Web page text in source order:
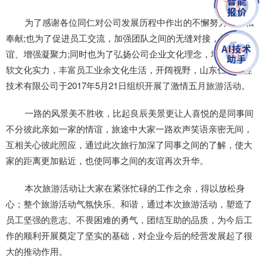
为了感谢各位同仁对公司发展历程中作出的不懈努力和无私
奉献;也为了促进员工交流，加强团队之间的无缝对接，增进友
谊、增强凝聚力;同时也为了弘扬公司企业文化理念，增加企业的
软文化实力，丰富员工业余文化生活，开阔视野，山东仁科测控
技术有限公司于2017年5月21日组织开展了激情五月旅游活动。
一路的风景美不胜收，比起良辰美景更让人喜悦的是同事间
不分彼此亲如一家的情谊，旅途中大家一路欢声笑语亲密无间，
互相关心彼此照应，通过此次旅行加深了同事之间的了解，使大
家的距离更加贴近，也使同事之间的友谊再次升华。
本次旅游活动让大家在紧张忙碌的工作之余，得以放松身
心；整个旅游活动气氛快乐、和谐，通过本次旅游活动，塑造了
员工坚强的意志、不畏困难的勇气，团结互助的品质，为今后工
作的顺利开展奠定了坚实的基础，对企业今后的经营发展起了很
大的推动作用。